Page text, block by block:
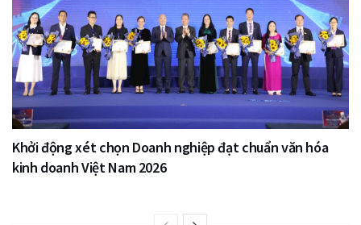
Khởi động xét chọn Doanh nghiệp đạt chuẩn văn hóa
kinh doanh Việt Nam 2026